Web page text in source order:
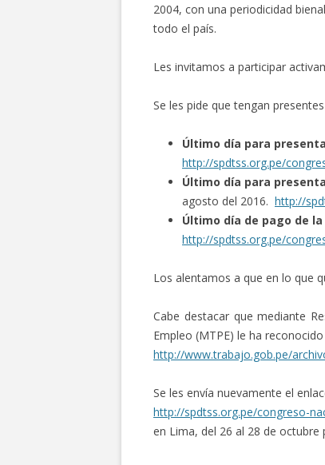
2004, con una periodicidad
todo el país.
Les invitamos a participar
Se les pide que tengan
Último día para
http://spdtss.org.pe/
Último día para
agosto del 2016. http://
Último día de pago de
http://spdtss.org.pe/
Los alentamos a que en lo que
Cabe destacar que mediante
Empleo (MTPE) le ha
http://www.trabajo.gob.pe/
Se les envía nuevamente el
http://spdtss.org.pe/congreso-
en Lima, del 26 al 28 de octubre